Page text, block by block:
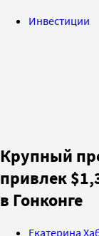
Инвестиции
Крупный
привлек
в Гонконге
Екатерина